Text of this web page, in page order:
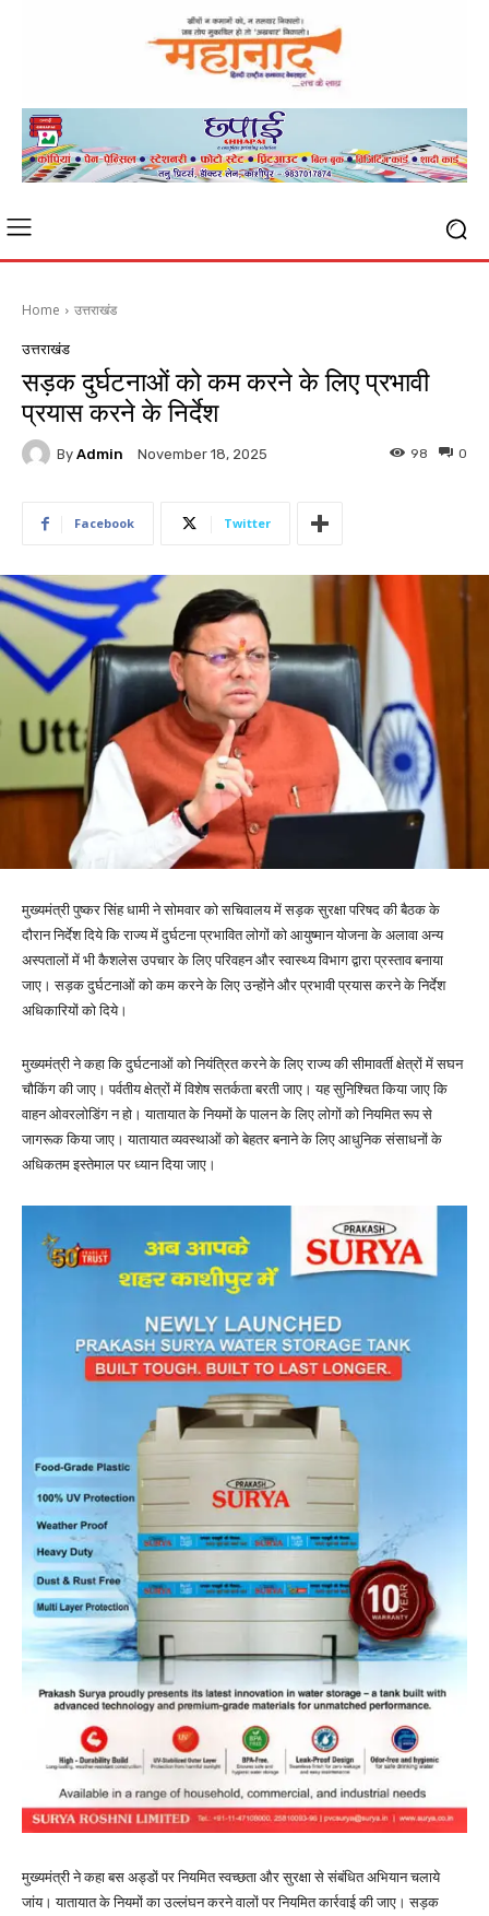
Home उत्तराखंड
उत्तराखंड
सड़क दुर्घटनाओं को कम करने के लिए प्रभावी
प्रयास करने के निर्देश
By Admin November 18, 2025 0
98
Facebook Twitter
मुख्यमंत्री पुष्कर सिंह धामी ने सोमवार को सचिवालय में सड़क सुरक्षा परिषद की बैठक के
दौरान निर्देश दिये कि राज्य में दुर्घटना प्रभावित लोगों को आयुष्मान योजना के अलावा अन्य
अस्पतालों में भी कैशलेस उपचार के लिए परिवहन और स्वास्थ्य विभाग द्वारा प्रस्ताव बनाया
जाए। सड़क दुर्घटनाओं को कम करने के लिए उन्होंने और प्रभावी प्रयास करने के निर्देश
अधिकारियों को दिये।
मुख्यमंत्री ने कहा कि दुर्घटनाओं को नियंत्रित करने के लिए राज्य की सीमावर्ती क्षेत्रों में सघन
चौकिंग की जाए। पर्वतीय क्षेत्रों में विशेष सतर्कता बरती जाए। यह सुनिश्चित किया जाए कि
वाहन ओवरलोडिंग न हो। यातायात के नियमों के पालन के लिए लोगों को नियमित रूप से
जागरूक किया जाए। यातायात व्यवस्थाओं को बेहतर बनाने के लिए आधुनिक संसाधनों के
अधिकतम इस्तेमाल पर ध्यान दिया जाए।
मुख्यमंत्री ने कहा बस अड्डों पर नियमित स्वच्छता और सुरक्षा से संबंधित अभियान चलाये
जांय। यातायात के नियमों का उल्लंघन करने वालों पर नियमित कार्रवाई की जाए। सड़क